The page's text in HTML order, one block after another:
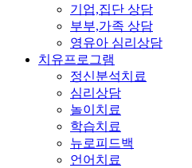
기업,집단 상담
부부,가족 상담
영유아 심리상담
치유프로그램
정신분석치료
심리상담
놀이치료
학습치료
뉴로피드백
언어치료